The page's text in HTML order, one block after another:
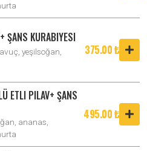
ŞANS KURABIYESI
yeşilsoğan,
375.00 ₺
ETLI PILAV+ ŞANS
ananas,
495.00 ₺